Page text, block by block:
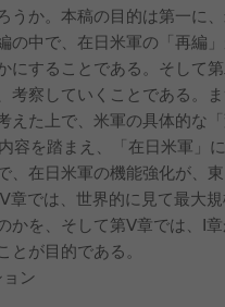
うか。本稿の目的は第一に
の中で、在日米軍の「再編
にすることである。そして
考察していくことである。
えた上で、米軍の具体的な
容を踏まえ、「在日米軍」
、在日米軍の機能強化が、
では、世界的に見て最大
かを、そして第Ⅴ章では、Ⅰ
とが目的である。
ン